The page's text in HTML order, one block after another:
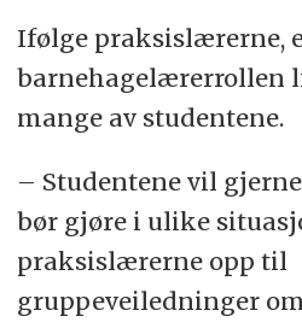
Ifølge praksislærerne,
barnehagelærerrollen
mange av studentene.
– Studentene vil
bør gjøre i ulike
praksislærerne opp til
gruppeveiledninger